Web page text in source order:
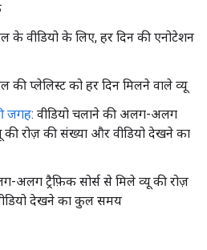
के वीडियो के लिए, हर दिन की एनोटेशन
की प्लेलिस्ट को हर दिन मिलने वाले व्यू
जगह: वीडियो चलाने की अलग-अलग
की रोज़ की संख्या और वीडियो देखने का
अलग ट्रैफ़िक सोर्स से मिले व्यू की रोज़
देखने का कुल समय